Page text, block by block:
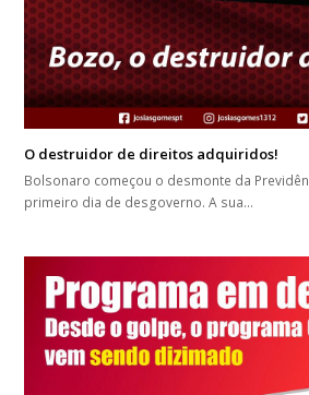
O destruidor de direitos adquiridos!
Bolsonaro começou o desmonte da
primeiro dia de desgoverno. A sua…